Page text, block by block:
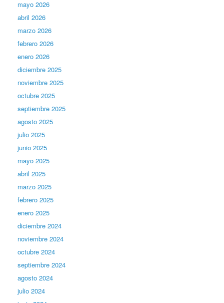
mayo 2026
abril 2026
marzo 2026
febrero 2026
enero 2026
diciembre 2025
noviembre 2025
octubre 2025
septiembre 2025
agosto 2025
julio 2025
junio 2025
mayo 2025
abril 2025
marzo 2025
febrero 2025
enero 2025
diciembre 2024
noviembre 2024
octubre 2024
septiembre 2024
agosto 2024
julio 2024